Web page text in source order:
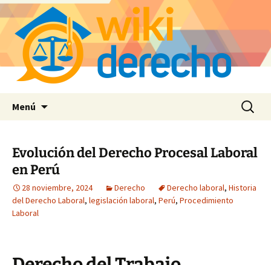
Menú Buscar:
Evolución del Derecho Procesal Laboral
en Perú
28 noviembre, 2024 Derecho Derecho laboral, Historia
del Derecho Laboral, legislación laboral, Perú, Procedimiento
Laboral